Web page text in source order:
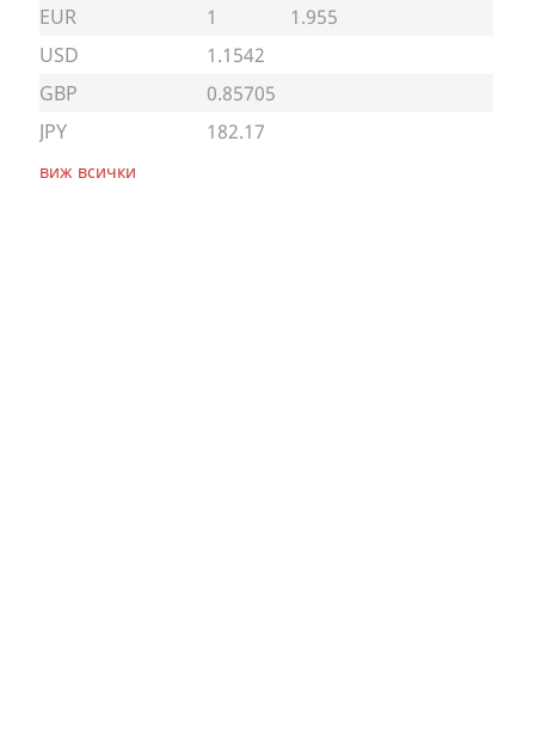
EUR 1
1.955
USD
1.1542
GBP
0.85705
JPY
182.17
виж всички